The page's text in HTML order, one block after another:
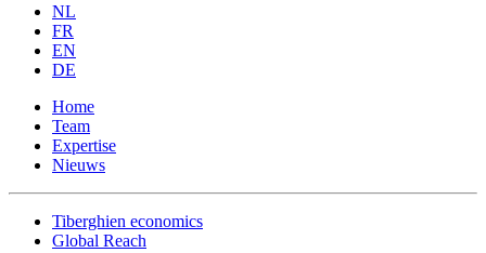
NL
FR
EN
DE
Home
Team
Expertise
Nieuws
Tiberghien economics
Global Reach